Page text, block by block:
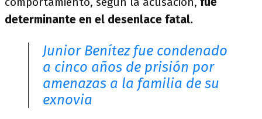
determinante en el desenlace fatal.
Junior Benítez fue condenado
a cinco años de prisión por
amenazas a la familia de su
exnovia